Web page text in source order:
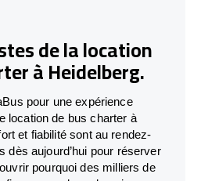
de la location
à Heidelberg.
pour une expérience
location de bus charter à
et fiabilité sont au rendez-
dès aujourd’hui pour réserver
pourquoi des milliers de